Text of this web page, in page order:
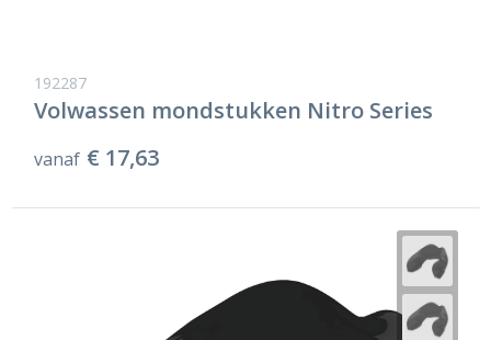
192287
Volwassen mondstukken Nitro Series
vanaf € 17,63